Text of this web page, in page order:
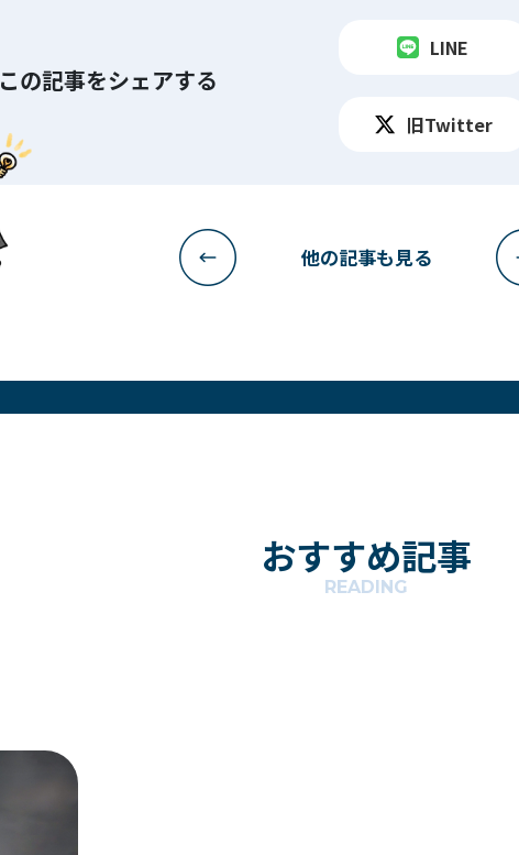
この記事をシェアする
LINE
旧Twitter
他の記事も見る
おすすめ記事
READING